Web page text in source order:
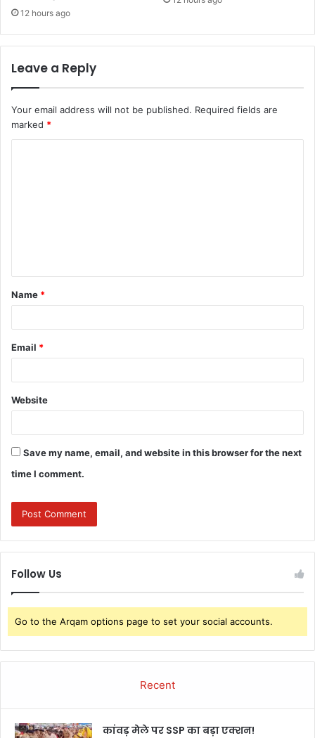
12 hours ago
Leave a Reply
Your email address will not be published. Required fields are
marked *
t
*
Name *
Email *
Website
Save my name, email, and website in this browser for the next
time I comment.
Follow Us
Go to the Arqam options page to set your social accounts.
Recent
कांवड़ मेले पर SSP का बड़ा एक्शन!